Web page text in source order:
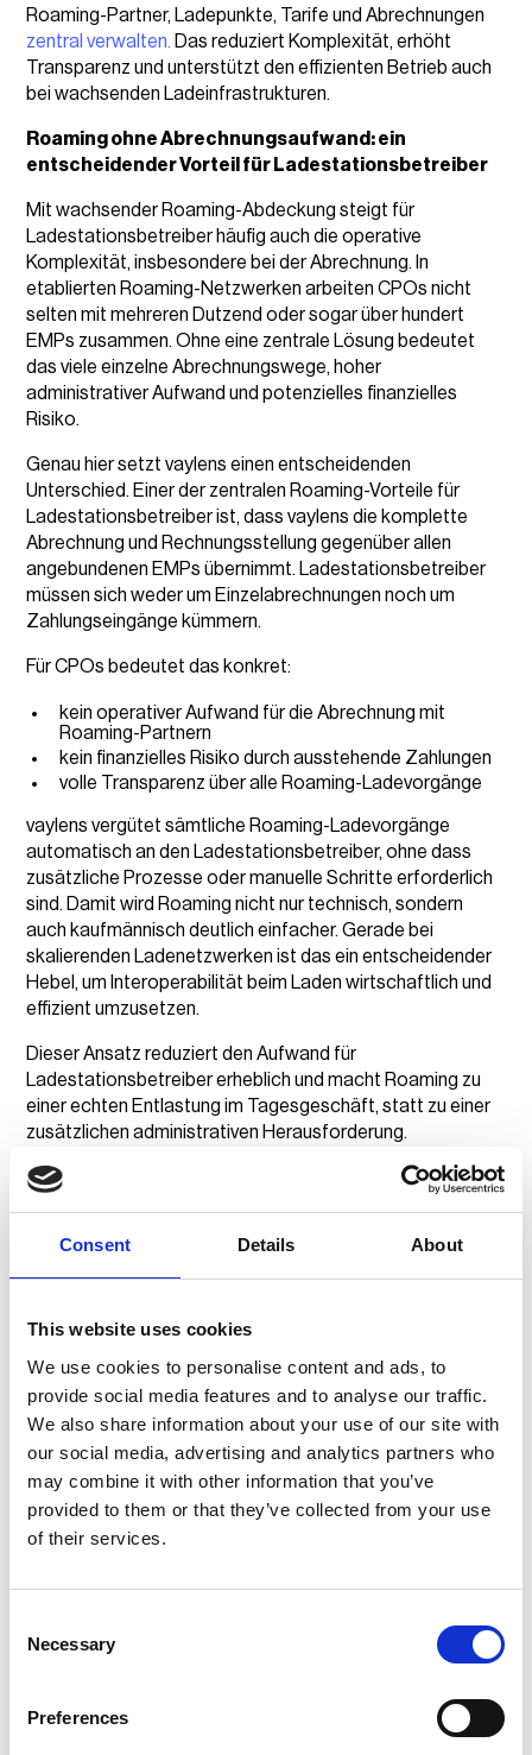
Consent Details About
This website uses cookies
We use cookies to personalise content and ads, to
provide social media features and to analyse our traffic.
We also share information about your use of our site with
our social media, advertising and analytics partners who
may combine it with other information that you’ve
provided to them or that they’ve collected from your use
of their services.
Selection
Necessary
Preferences
Roaming-Partner, Ladepunkte, Tarife und Abrechnungen
zentral verwalten. Das reduziert Komplexität, erhöht
Transparenz und unterstützt den effizienten Betrieb auch
bei wachsenden Ladeinfrastrukturen.
Roaming ohne Abrechnungsaufwand: ein
entscheidender Vorteil für Ladestationsbetreiber
Mit wachsender Roaming-Abdeckung steigt für
Ladestationsbetreiber häufig auch die operative
Komplexität, insbesondere bei der Abrechnung. In
etablierten Roaming-Netzwerken arbeiten CPOs nicht
selten mit mehreren Dutzend oder sogar über hundert
EMPs zusammen. Ohne eine zentrale Lösung bedeutet
das viele einzelne Abrechnungswege, hoher
administrativer Aufwand und potenzielles finanzielles
Risiko.
Genau hier setzt vaylens einen entscheidenden
Unterschied. Einer der zentralen Roaming-Vorteile für
Ladestationsbetreiber ist, dass vaylens die komplette
Abrechnung und Rechnungsstellung gegenüber allen
angebundenen EMPs übernimmt. Ladestationsbetreiber
müssen sich weder um Einzelabrechnungen noch um
Zahlungseingänge kümmern.
Für CPOs bedeutet das konkret:
kein operativer Aufwand für die Abrechnung mit
Roaming-Partnern
kein finanzielles Risiko durch ausstehende Zahlungen
volle Transparenz über alle Roaming-Ladevorgänge
vaylens vergütet sämtliche Roaming-Ladevorgänge
automatisch an den Ladestationsbetreiber, ohne dass
zusätzliche Prozesse oder manuelle Schritte erforderlich
sind. Damit wird Roaming nicht nur technisch, sondern
auch kaufmännisch deutlich einfacher. Gerade bei
skalierenden Ladenetzwerken ist das ein entscheidender
Hebel, um Interoperabilität beim Laden wirtschaftlich und
effizient umzusetzen.
Dieser Ansatz reduziert den Aufwand für
Ladestationsbetreiber erheblich und macht Roaming zu
einer echten Entlastung im Tagesgeschäft, statt zu einer
zusätzlichen administrativen Herausforderung.
Stärkere Positionierung bei
Ausschreibungen und
Partnerschaften
Interoperabilität und netzübergreifendes Laden spielen
Ausschreibungen. Als Teil eines Roaming-Netzwerks
verbessern Ladestationsbetreiber ihre Position bei
Partnerschaften und Ausschreibungen nachhaltig.
Als Teil eines CPO-Roaming-Netzwerks erfüllen
Ladestationsbetreiber diese Anforderungen von Anfang
an. Roaming kann so zu einem wichtigen
Fazit und Key